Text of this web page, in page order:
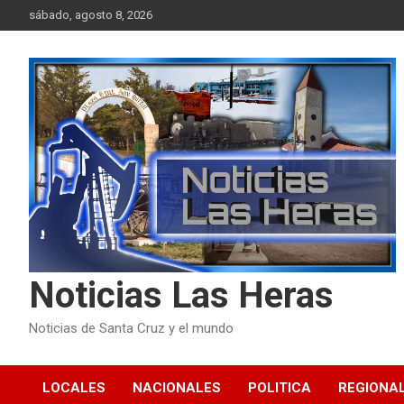
to
sábado, agosto 8, 2026
Noticias Las Heras
Noticias de Santa Cruz y el mundo
LOCALES NACIONALES POLITICA